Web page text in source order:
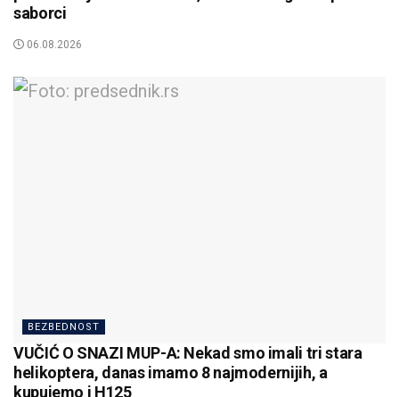
saborci
06.08.2026
BEZBEDNOST
VUČIĆ O SNAZI MUP-A: Nekad smo imali tri stara
helikoptera, danas imamo 8 najmodernijih, a
kupujemo i H125